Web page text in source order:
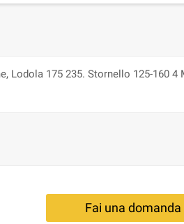
Lodola 175 235. Stornello 125-160
Fai una domanda